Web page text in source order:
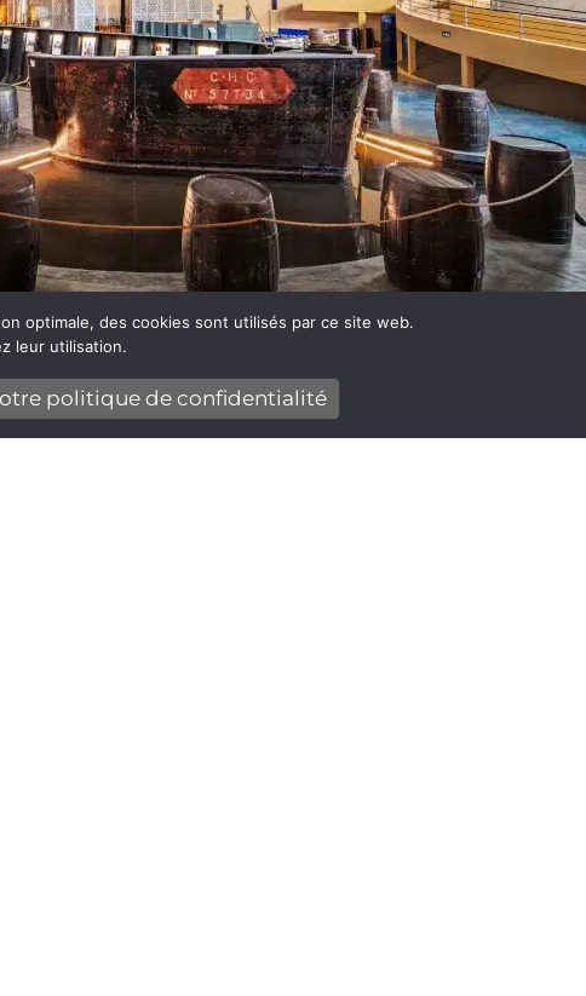
joué pendant deux siècles le rôle d’acteur central de
synonyme d’innovation. Au cœur d’un modèle
produisant sucre, rhum, alimentation animale,
joue un rôle clé à la fois pour l’environnement,
optimale, des cookies sont utilisés par ce site web.
leur utilisation.
politique de confidentialité